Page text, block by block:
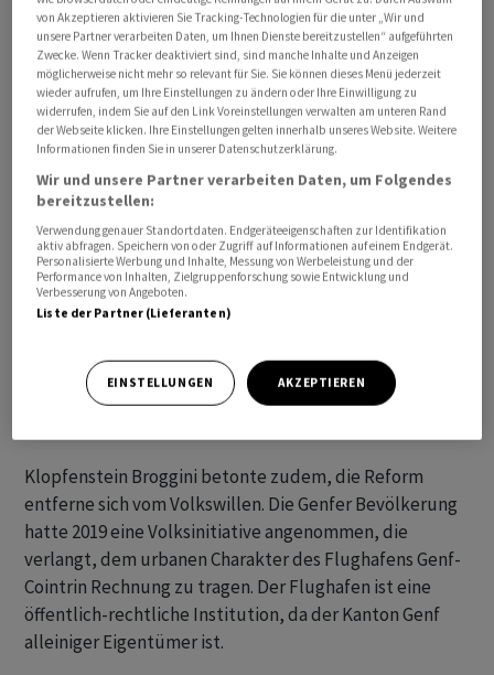
Anwohner blieben legitim und müssten weiterhin
berücksichtigt werden.
Klopfenstein Broggini betonte zudem, die Reform
entferne sich vom Volkswillen. Die Genfer Bevölkerung
hatte 2019 eine Volksinitiative angenommen, die
verlangt, dem urbanen Charakter des Flughafens Genf-
Cointrin Rechnung zu tragen. Der Flughafen ist eine
öffentlich-rechtliche Institution, da der Kanton Genf
alleiniger Eigentümer ist.
von Akzeptieren aktivieren Sie Tracking-Technologien für die unter „Wir und
unsere Partner verarbeiten Daten, um Ihnen Dienste bereitzustellen“ aufgeführten
Zwecke. Wenn Tracker deaktiviert sind, sind manche Inhalte und Anzeigen
möglicherweise nicht mehr so relevant für Sie. Sie können dieses Menü jederzeit
wieder aufrufen, um Ihre Einstellungen zu ändern oder Ihre Einwilligung zu
widerrufen, indem Sie auf den Link Voreinstellungen verwalten am unteren Rand
der Webseite klicken. Ihre Einstellungen gelten innerhalb unseres Website. Weitere
Informationen finden Sie in unserer Datenschutzerklärung.
Wir und unsere Partner verarbeiten Daten, um Folgendes
bereitzustellen:
Verwendung genauer Standortdaten. Endgeräteeigenschaften zur Identifikation
aktiv abfragen. Speichern von oder Zugriff auf Informationen auf einem Endgerät.
Personalisierte Werbung und Inhalte, Messung von Werbeleistung und der
Performance von Inhalten, Zielgruppenforschung sowie Entwicklung und
Verbesserung von Angeboten.
Liste der Partner (Lieferanten)
EINSTELLUNGEN AKZEPTIEREN